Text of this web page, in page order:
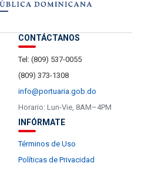
CONTÁCTANOS
Tel: (809) 537-0055
(809) 373-1308
info@portuaria.gob.do
Horario: Lun-Vie, 8AM–4PM
INFÓRMATE
Términos de Uso
Políticas de Privacidad